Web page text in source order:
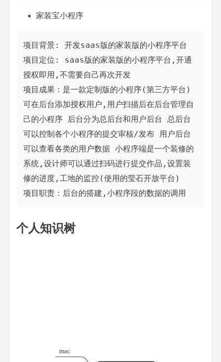
家装宝小程序
项目背景: 开发saas版的家装版的小程序平台
项目定位: saas版的家装版的小程序平台,开通
授权即用,不需要自己再次开发
项目成果：是一款定制版的小程序(第三方平台)
可在后台添加授权用户,用户扫描后在后台管理自
己的小程序 后台分为总后台和用户后台 总后台
可以控制各个小程序的提交审核/发布 用户后台
可以查看各类的用户数据 小程序端是一个装修的
系统,设计师可以通过扫码进行提交作品,设置装
修的进度,工地的监控(使用的莹石开放平台)
项目职责：后台的搭建,小程序段的数据的调用
个人知识树